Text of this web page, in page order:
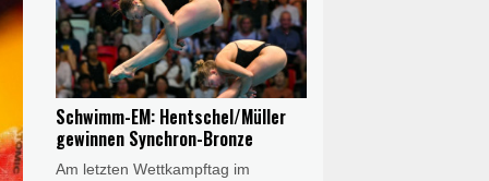
Teil einer Fluchtgruppe, war im
kräftezehrenden Sprint um den
Tagessieg aber chancenlos. Beim
Erfolg von Kim Le Court-Pienaar
(Mauritius/AG Insurance-Soudal)
belegte Lippert den sechsten Platz.
Antonia Niedermaier (Team
Canyon//SRAM/+0:28 Minuten) kam
Schwimm-EM: Hentschel/Müller
gewinnen Synchron-Bronze
Am letzten Wettkampftag im